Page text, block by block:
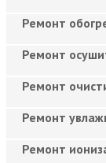
Ремонт
Ремонт
Ремонт
Ремонт
Ремонт